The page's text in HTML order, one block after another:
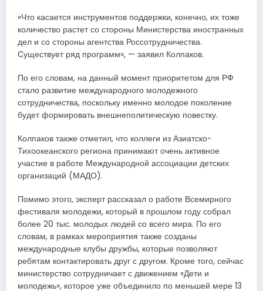
«Что касается инструментов поддержки, конечно, их тоже
количество растет со стороны Министерства иностранных
дел и со стороны агентства Россотрудничества.
Существует ряд программ», — заявил Колпаков.
По его словам, на данный момент приоритетом для РФ
стало развитие международного молодежного
сотрудничества, поскольку именно молодое поколение
будет формировать внешнеполитическую повестку.
Колпаков также отметил, что коллеги из Азиатско-
Тихоокеанского региона принимают очень активное
участие в работе Международной ассоциации детских
организаций (МАДО).
Помимо этого, эксперт рассказал о работе Всемирного
фестиваля молодежи, который в прошлом году собрал
более 20 тыс. молодых людей со всего мира. По его
словам, в рамках мероприятия также созданы
международные клубы дружбы, которые позволяют
ребятам контактировать друг с другом. Кроме того, сейчас
министерство сотрудничает с движением «Дети и
молодежь», которое уже объединило по меньшей мере 13